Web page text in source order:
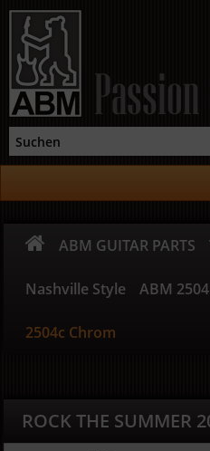
ABM GUITAR PARTS
Nashville Style ABM 2504
2504c Chrom
ROCK THE SUMMER